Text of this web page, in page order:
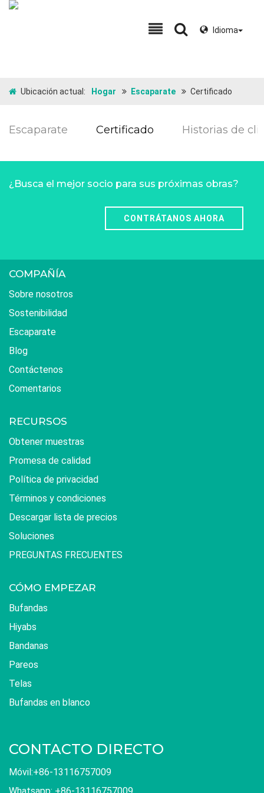
Idioma
Ubicación actual: Hogar Escaparate Certificado
Escaparate Certificado Historias de
¿Busca el mejor socio para sus próximas obras?
CONTRÁTANOS AHORA
COMPAÑÍA
Sobre nosotros
Sostenibilidad
Escaparate
Blog
Contáctenos
Comentarios
RECURSOS
Obtener muestras
Promesa de calidad
Política de privacidad
Términos y condiciones
Descargar lista de precios
Soluciones
PREGUNTAS FRECUENTES
CÓMO EMPEZAR
Bufandas
Hiyabs
Bandanas
Pareos
Telas
Bufandas en blanco
CONTACTO DIRECTO
Móvil:+86-13116757009